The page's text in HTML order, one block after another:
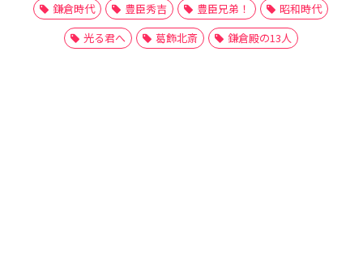
鎌倉時代
豊臣秀吉 豊臣兄弟！
昭和時代
光る君へ
葛飾北斎 鎌倉殿の13人